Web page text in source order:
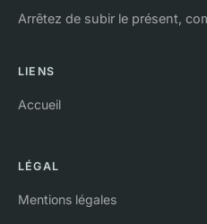
Arrêtez de subir le présent,
LIENS
Accueil
LÉGAL
Mentions légales